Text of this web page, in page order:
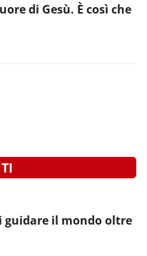
di Gesù. È così che
guidare il mondo oltre